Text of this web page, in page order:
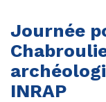
la
Journée
INRAP